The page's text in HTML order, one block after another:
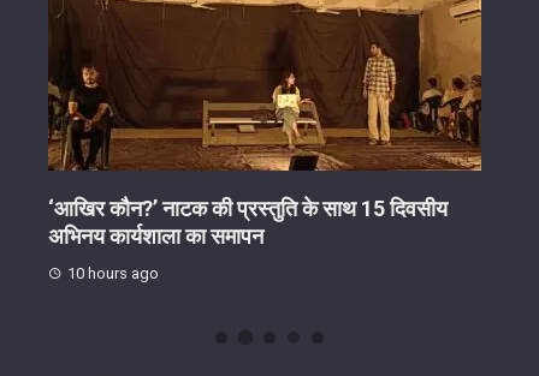
‘आखिर कौन?’ नाटक की प्रस्तुति के साथ 15 दिवसीय
अभिनय कार्यशाला का समापन
10 hours ago